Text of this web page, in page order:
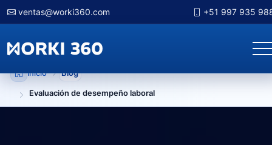
ventas@worki360.com +51 997 935
Inicio Blog
Evaluación de desempeño laboral